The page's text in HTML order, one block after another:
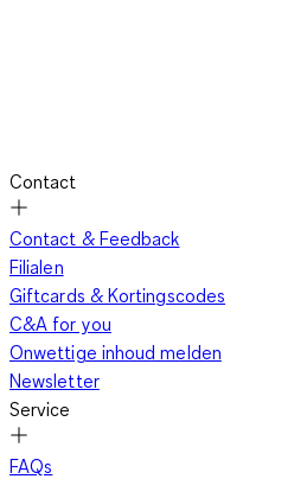
Contact
Contact & Feedback
Filialen
Giftcards & Kortingscodes
C&A for you
Onwettige inhoud melden
Newsletter
Service
FAQs